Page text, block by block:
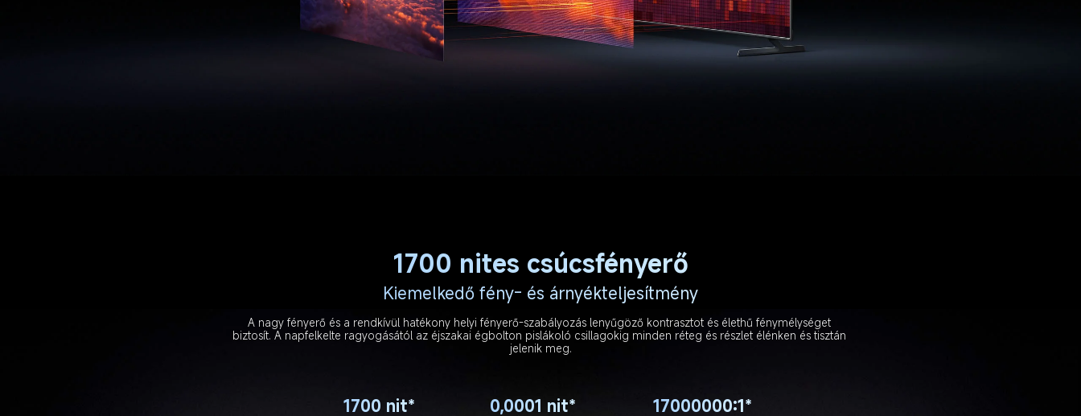
1700 nites csúcsfényerő
Kiemelkedő fény- és árnyékteljesítmény
A nagy fényerő és a rendkívül hatékony helyi fényerő-szabályozás lenyűgöző kontrasztot és élethű fénymélységet
biztosít. A napfelkelte ragyogásától az éjszakai égbolton pislákoló csillagokig minden réteg és részlet élénken és tisztán
jelenik meg.
1700 nit* 0,0001 nit* 17000000:1*